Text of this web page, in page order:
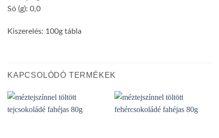
Só (g): 0,0
Kiszerelés: 100g tábla
KAPCSOLÓDÓ TERMÉKEK